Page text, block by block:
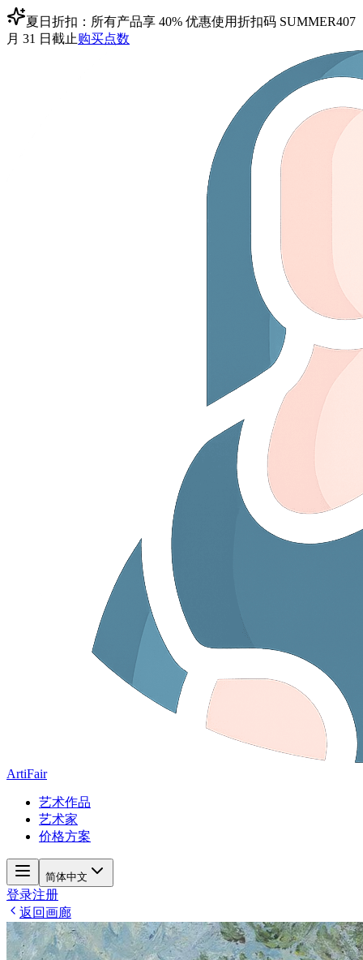
夏日折扣：所有产品享 40% 优惠使用折扣码 SUMMER407
月 31 日截止购买点数
ArtiFair
艺术作品
艺术家
价格方案
简体中文
登录注册
返回画廊